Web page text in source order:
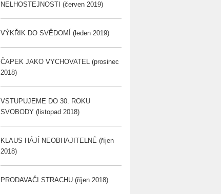
NELHOSTEJNOSTI (červen 2019)
VÝKŘIK DO SVĚDOMÍ (leden 2019)
ČAPEK JAKO VYCHOVATEL (prosinec
2018)
VSTUPUJEME DO 30. ROKU
SVOBODY (listopad 2018)
KLAUS HÁJÍ NEOBHAJITELNÉ (říjen
2018)
PRODAVAČI STRACHU (říjen 2018)